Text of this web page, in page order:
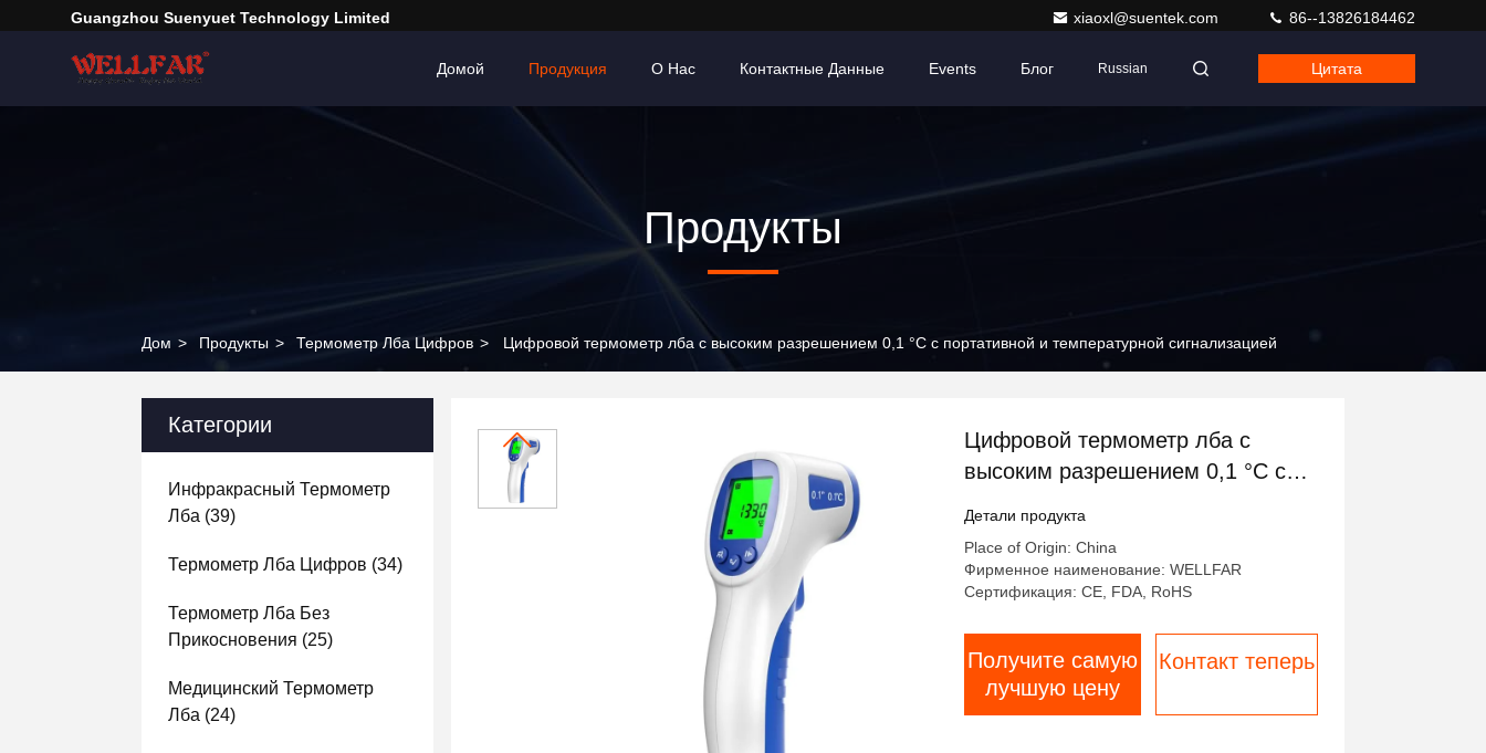
Guangzhou Suenyuet Technology Limited xiaoxl@suentek.com 86--13826184462
Домой Продукция О Нас Контактные Данные Events Блог Russian Цитата
Продукты
Дом > Продукты > Термометр Лба Цифров > Цифровой термометр лба с высоким разрешением 0,1 °C с портативной и температурной сигнализацией
Категории
Инфракрасный Термометр
Лба (39)
Термометр Лба Цифров (34)
Термометр Лба Без
Прикосновения (25)
Медицинский Термометр
Лба (24)
Цифровой термометр лба с
высоким разрешением 0,1 °C с
Детали продукта
Place of Origin: China
Фирменное наименование: WELLFAR
Сертификация: CE, FDA, RoHS
Получите самую
лучшую цену
Контакт теперь